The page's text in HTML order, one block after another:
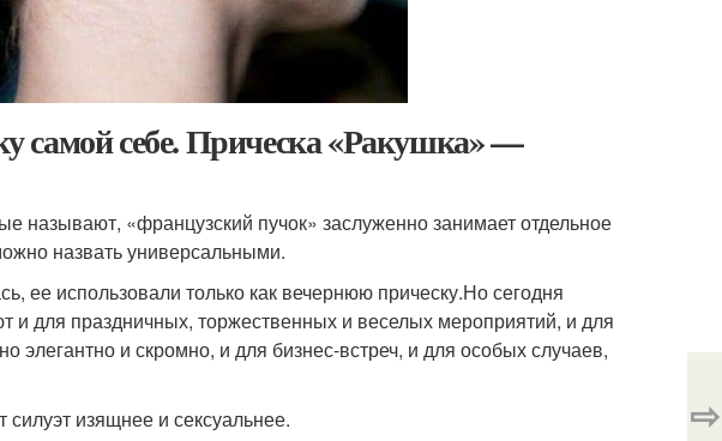
самой себе. Прическа «Ракушка» —
называют, «французский пучок» заслуженно занимает отдельное
назвать универсальными.
ее использовали только как вечернюю прическу.Но сегодня
и для праздничных, торжественных и веселых мероприятий, и для
элегантно и скромно, и для бизнес-встреч, и для особых случаев,
изящнее и сексуальнее.
⇨